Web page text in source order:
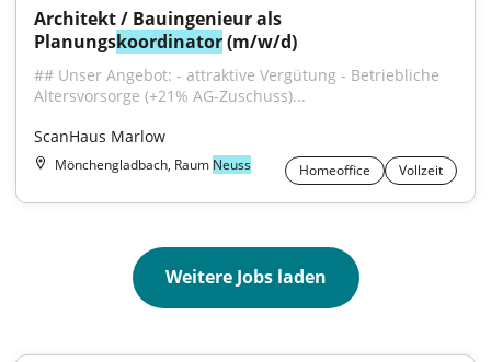
Architekt / Bauingenieur als
Planungskoordinator (m/w/d)
## Unser Angebot: - attraktive Vergütung - Betriebliche
Altersvorsorge (+21% AG-Zuschuss)...
ScanHaus Marlow
Mönchengladbach, Raum Neuss Homeoffice Vollzeit
Weitere Jobs laden